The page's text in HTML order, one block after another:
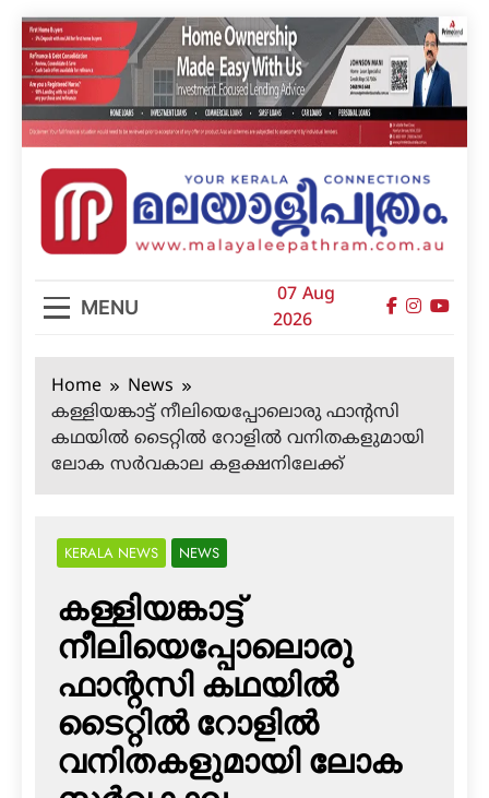
Skip
to
content
മലയാളിപത്രം
MENU
07 Aug
2026
Home
News
കള്ളിയങ്കാട്ട് നീലിയെപ്പോലൊരു ഫാന്റസി
കഥയില്‍ ടൈറ്റില്‍ റോളില്‍ വനിതകളുമായി
ലോക സര്‍വകാല കളക്ഷനിലേക്ക്
KERALA NEWS NEWS
കള്ളിയങ്കാട്ട്
നീലിയെപ്പോലൊരു
ഫാന്റസി കഥയില്‍
ടൈറ്റില്‍ റോളില്‍
വനിതകളുമായി ലോക